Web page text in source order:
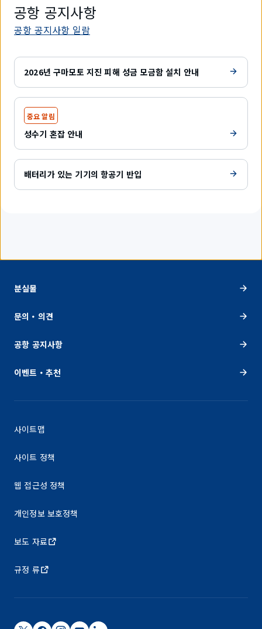
공항 공지사항
공항 공지사항 일람
2026년 구마모토 지진 피해 성금 모금함 설치 안내
중요 알림
성수기 혼잡 안내
배터리가 있는 기기의 항공기 반입
분실물
문의・의견
공항 공지사항
이벤트・추천
사이트맵
사이트 정책
웹 접근성 정책
개인정보 보호정책
보도 자료
규정 류